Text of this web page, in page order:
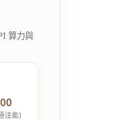
算力與
注能)